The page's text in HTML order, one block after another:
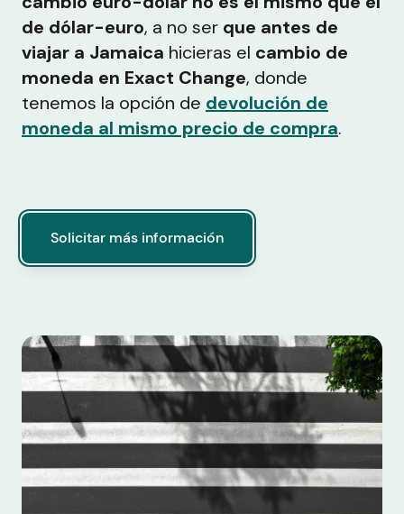
de dólar-euro, a no ser que antes de
viajar a Jamaica hicieras el cambio de
moneda en Exact Change, donde
tenemos la opción de devolución de
moneda al mismo precio de compra.
Solicitar más información
Solicitar más información